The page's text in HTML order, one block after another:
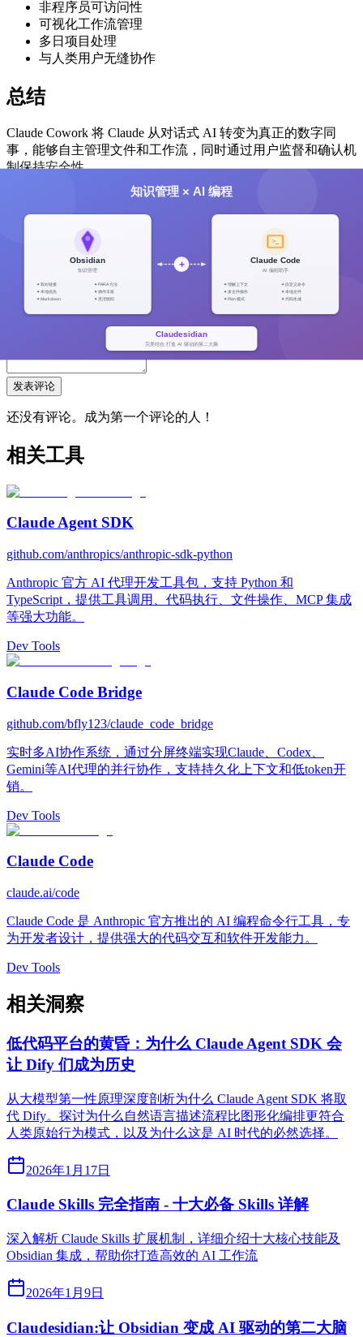
非程序员可访问性
可视化工作流管理
多日项目处理
与人类用户无缝协作
总结
Claude Cowork 将 Claude 从对话式 AI 转变为真正的数字同
事，能够自主管理文件和工作流，同时通过用户监督和确认机
制保持安全性。
信息来源：
Computerworld
AI Magazine
Claude 官方
评论
发表评论
还没有评论。成为第一个评论的人！
相关工具
Claude Agent SDK
github.com/anthropics/anthropic-sdk-python
Anthropic 官方 AI 代理开发工具包，支持 Python 和
TypeScript，提供工具调用、代码执行、文件操作、MCP 集成
等强大功能。
Dev Tools
Claude Code Bridge
github.com/bfly123/claude_code_bridge
实时多AI协作系统，通过分屏终端实现Claude、Codex、
Gemini等AI代理的并行协作，支持持久化上下文和低token开
销。
Dev Tools
Claude Code
claude.ai/code
Claude Code 是 Anthropic 官方推出的 AI 编程命令行工具，专
为开发者设计，提供强大的代码交互和软件开发能力。
Dev Tools
相关洞察
低代码平台的黄昏：为什么 Claude Agent SDK 会
让 Dify 们成为历史
从大模型第一性原理深度剖析为什么 Claude Agent SDK 将取
代 Dify。探讨为什么自然语言描述流程比图形化编排更符合
人类原始行为模式，以及为什么这是 AI 时代的必然选择。
2026年1月17日
Claude Skills 完全指南 - 十大必备 Skills 详解
深入解析 Claude Skills 扩展机制，详细介绍十大核心技能及
Obsidian 集成，帮助你打造高效的 AI 工作流
2026年1月9日
Claudesidian:让 Obsidian 变成 AI 驱动的第二大脑